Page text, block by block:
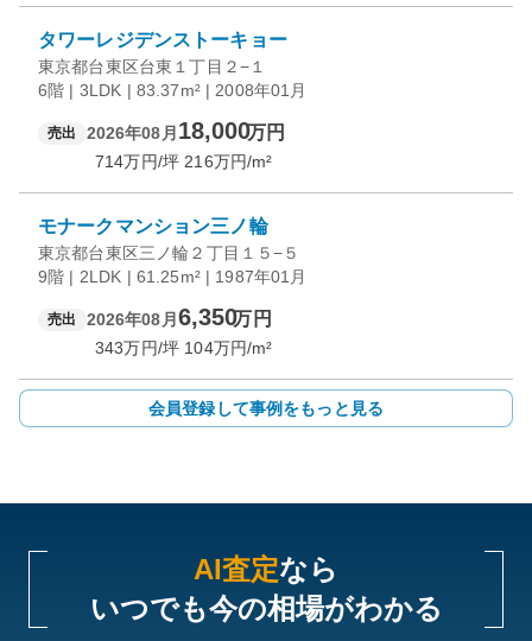
タワーレジデンストーキョー
東京都台東区台東１丁目２−１
6階 | 3LDK | 83.37m² | 2008年01月
売出 2026年08月 18,000万円
714万円/坪 216万円/m²
モナークマンション三ノ輪
東京都台東区三ノ輪２丁目１５−５
9階 | 2LDK | 61.25m² | 1987年01月
売出 2026年08月 6,350万円
343万円/坪 104万円/m²
会員登録して事例をもっと見る
AI査定なら
いつでも今の相場がわかる